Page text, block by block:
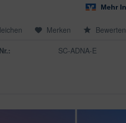
Merken Bewerten
SC-ADNA-E